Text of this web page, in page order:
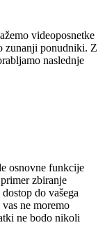
videoposnetke
zunanji ponudniki. Z
naslednje
osnovne funkcije
zbiranje
do vašega
ne moremo
ne bodo nikoli